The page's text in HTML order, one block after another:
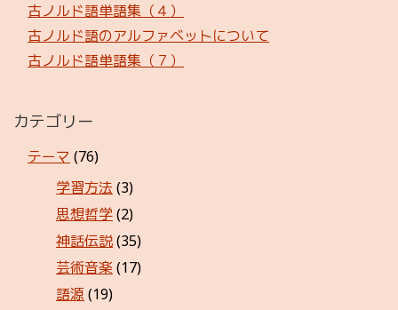
古ノルド語単語集（４）
古ノルド語のアルファベットについて
古ノルド語単語集（７）
カテゴリー
テーマ (76)
学習方法 (3)
思想哲学(2)
神話伝説(35)
芸術音楽 (17)
語源 (19)